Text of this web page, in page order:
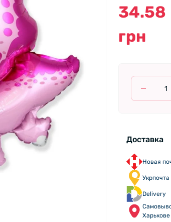
34.58
грн
Доставка
Новая
Укрпочта
Delivery
Харькове